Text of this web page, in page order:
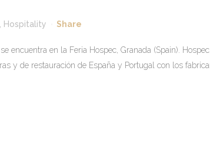
Hospitality Share
encuentra en la Feria Hospec, Granada (Spain).
y de restauración de España y Portugal con los